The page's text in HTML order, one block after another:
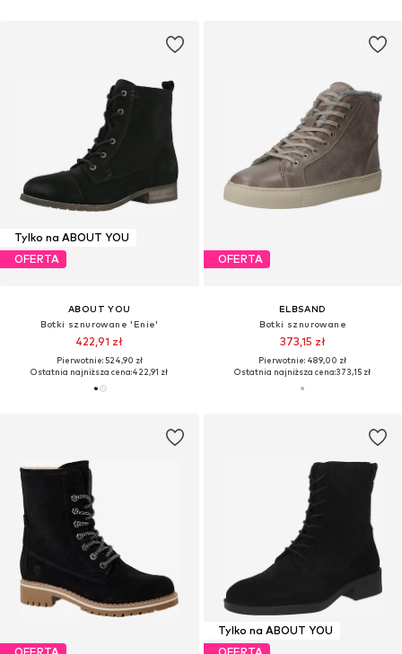
Tylko na ABOUT YOU
OFERTA
ABOUT YOU
Botki sznurowane 'Enie'
422,91 zł
Pierwotnie: 524,90 zł
Ostatnia najniższa cena:422,91 zł
OFERTA
ELBSAND
Botki sznurowane
373,15 zł
Pierwotnie: 489,00 zł
Ostatnia najniższa cena:373,15 zł
Tylko na ABOUT YOU